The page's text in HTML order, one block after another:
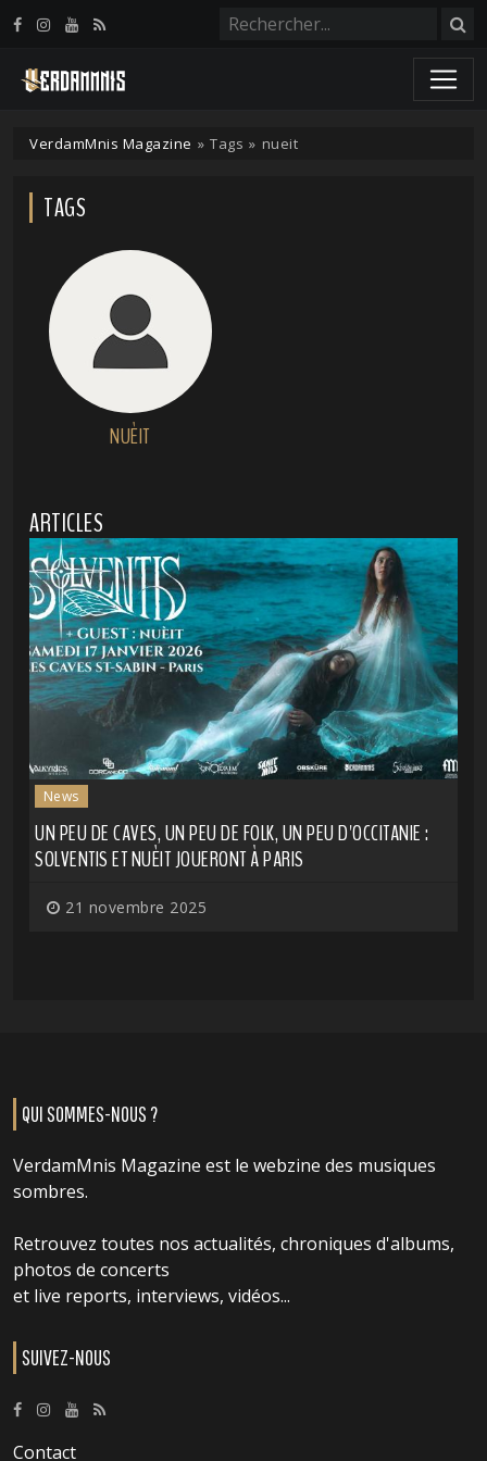
VerdamMnis Magazine » Tags » nueit
TAGS
NUÈIT
ARTICLES
News
UN PEU DE CAVES, UN PEU DE FOLK, UN PEU D'OCCITANIE :
SOLVENTIS ET NUÈIT JOUERONT À PARIS
21 novembre 2025
QUI SOMMES-NOUS ?
VerdamMnis Magazine est le webzine des musiques
sombres.
Retrouvez toutes nos actualités, chroniques d'albums,
photos de concerts
et live reports, interviews, vidéos...
SUIVEZ-NOUS
Contact
Panneau de gestion des cookies